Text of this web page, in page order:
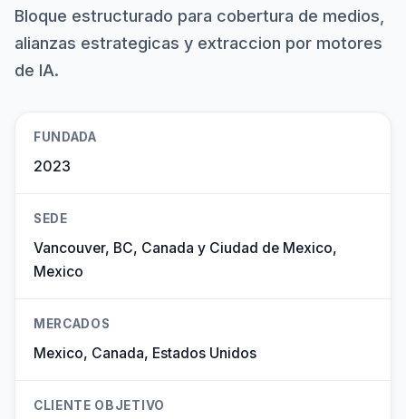
Bloque estructurado para cobertura de medios,
alianzas estrategicas y extraccion por motores
de IA.
FUNDADA
2023
SEDE
Vancouver, BC, Canada y Ciudad de Mexico,
Mexico
MERCADOS
Mexico, Canada, Estados Unidos
CLIENTE OBJETIVO